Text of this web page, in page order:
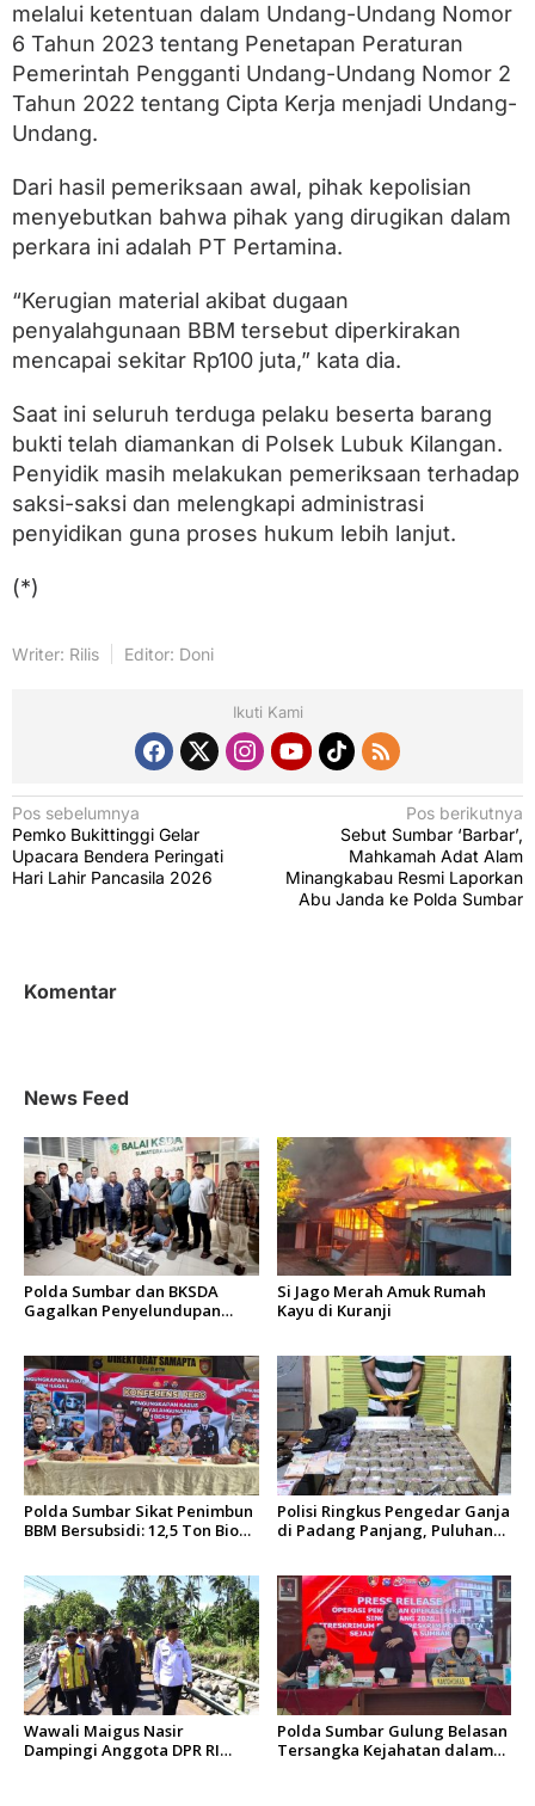
melalui ketentuan dalam Undang-Undang Nomor
6 Tahun 2023 tentang Penetapan Peraturan
Pemerintah Pengganti Undang-Undang Nomor 2
Tahun 2022 tentang Cipta Kerja menjadi Undang-
Undang.
Dari hasil pemeriksaan awal, pihak kepolisian
menyebutkan bahwa pihak yang dirugikan dalam
perkara ini adalah PT Pertamina.
“Kerugian material akibat dugaan
penyalahgunaan BBM tersebut diperkirakan
mencapai sekitar Rp100 juta,” kata dia.
Saat ini seluruh terduga pelaku beserta barang
bukti telah diamankan di Polsek Lubuk Kilangan.
Penyidik masih melakukan pemeriksaan terhadap
saksi-saksi dan melengkapi administrasi
penyidikan guna proses hukum lebih lanjut.
(*)
Writer: Rilis Editor: Doni
Ikuti Kami
N
a
v
a
p
s
Pos sebelumnya
Pemko Bukittinggi Gelar
Upacara Bendera Peringati
Hari Lahir Pancasila 2026
Pos berikutnya
Sebut Sumbar ‘Barbar’,
Mahkamah Adat Alam
Minangkabau Resmi Laporkan
Abu Janda ke Polda Sumbar
Komentar
News Feed
Polda Sumbar dan BKSDA
Gagalkan Penyelundupan
Si Jago Merah Amuk Rumah
Kayu di Kuranji
Polda Sumbar Sikat Penimbun
BBM Bersubsidi: 12,5 Ton Bio
Polisi Ringkus Pengedar Ganja
di Padang Panjang, Puluhan
Wawali Maigus Nasir
Dampingi Anggota DPR RI
Polda Sumbar Gulung Belasan
Tersangka Kejahatan dalam